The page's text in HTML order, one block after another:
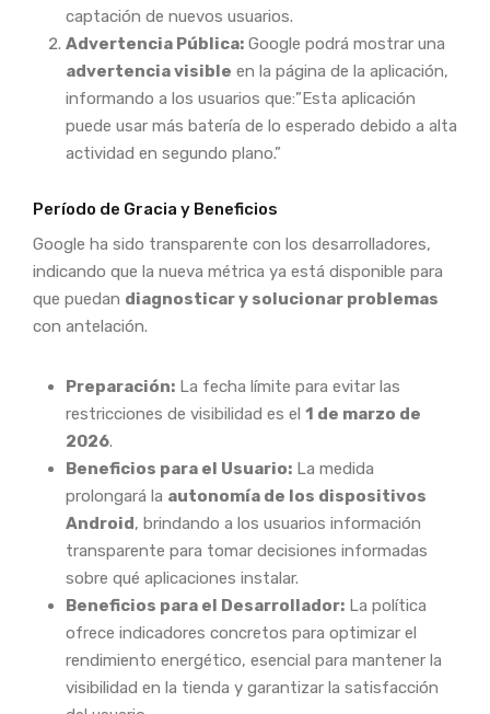
captación de nuevos usuarios.
Advertencia Pública: Google podrá mostrar una
advertencia visible en la página de la aplicación,
informando a los usuarios que:”Esta aplicación
puede usar más batería de lo esperado debido a alta
actividad en segundo plano.”
Período de Gracia y Beneficios
Google ha sido transparente con los desarrolladores,
indicando que la nueva métrica ya está disponible para
que puedan diagnosticar y solucionar problemas
con antelación.
Preparación: La fecha límite para evitar las
restricciones de visibilidad es el 1 de marzo de
2026.
Beneficios para el Usuario: La medida
prolongará la autonomía de los dispositivos
Android, brindando a los usuarios información
transparente para tomar decisiones informadas
sobre qué aplicaciones instalar.
Beneficios para el Desarrollador: La política
ofrece indicadores concretos para optimizar el
rendimiento energético, esencial para mantener la
visibilidad en la tienda y garantizar la satisfacción